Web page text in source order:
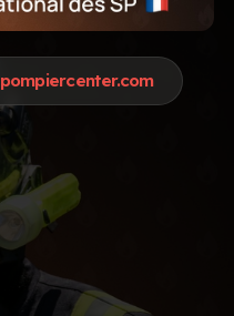
pompiercenter.com